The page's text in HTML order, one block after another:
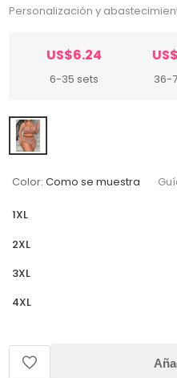
Personalización y
US$6.24
6-35 sets 36-
Color: Como se muestra
1XL
2XL
3XL
4XL